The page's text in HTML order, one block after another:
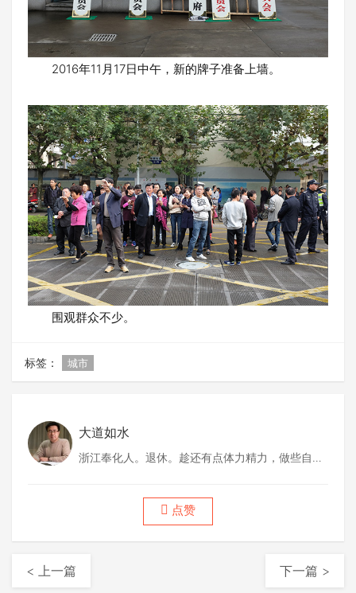
2016年11月17日中午，新的牌子准备上墙。
围观群众不少。
标签： 城市
大道如水
浙江奉化人。退休。趁还有点体力精力，做些自己
点赞
< 上一篇 下一篇 >